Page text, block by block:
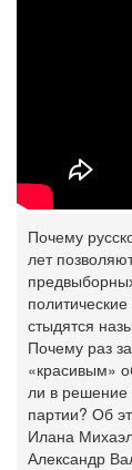
Почему
лет
стыдятся
Почему раз
«красивым»
ли в решение
партии? Об
Илана
Александр